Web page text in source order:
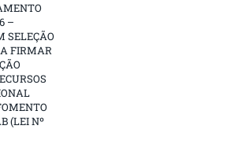
–
SELEÇÃO
FIRMAR
(LEI Nº